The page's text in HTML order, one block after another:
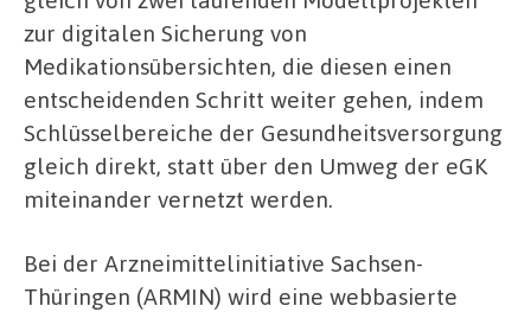
zur digitalen Sicherung von
Medikationsübersichten, die diesen einen
entscheidenden Schritt weiter gehen, indem
Schlüsselbereiche der Gesundheitsversorgung
gleich direkt, statt über den Umweg der eGK
miteinander vernetzt werden.
Bei der Arzneimittelinitiative Sachsen-
Thüringen (ARMIN) wird eine webbasierte